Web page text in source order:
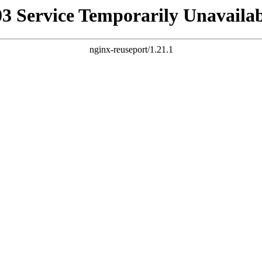
Service Temporarily
nginx-reuseport/1.21.1